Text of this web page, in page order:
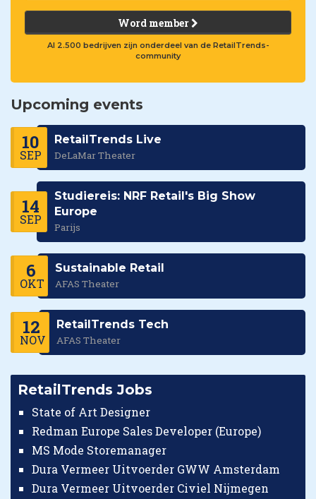
Word member
Al 2.500 bedrijven zijn onderdeel van de RetailTrends-
community
Upcoming events
10
SEP
RetailTrends Live
DeLaMar Theater
14
SEP
Studiereis: NRF Retail's Big Show
Europe
Parijs
6
OKT
Sustainable Retail
AFAS Theater
12
NOV
RetailTrends Tech
AFAS Theater
RetailTrends Jobs
State of Art Designer
Redman Europe Sales Developer (Europe)
MS Mode Storemanager
Dura Vermeer Uitvoerder GWW Amsterdam
Dura Vermeer Uitvoerder Civiel Nijmegen